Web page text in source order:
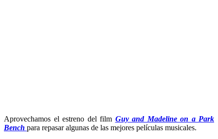
Aprovechamos el estreno del film Guy and Madeline on a Park
Bench para repasar algunas de las mejores películas musicales.